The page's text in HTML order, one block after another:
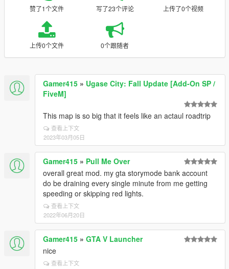
赞了1个文件 写了23个评论 上传了0个视频
上传0个文件 0个跟随者
Gamer415 » Ugase City: Fall Update [Add-On SP /
FiveM]
This map is so big that it feels like an actaul roadtrip
查看上下文
2023年03月05日
Gamer415 » Pull Me Over
overall great mod. my gta storymode bank account
do be draining every single minute from me getting
speeding or skipping red lights.
查看上下文
2022年06月20日
Gamer415 » GTA V Launcher
nice
查看上下文